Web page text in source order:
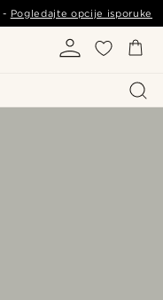
- Pogledajte opcije isporuke